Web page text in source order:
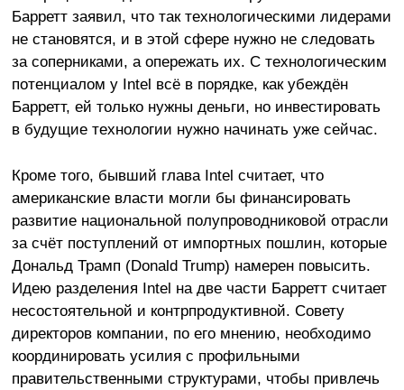
Барретт заявил, что так технологическими лидерами
не становятся, и в этой сфере нужно не следовать
за соперниками, а опережать их. С технологическим
потенциалом у Intel всё в порядке, как убеждён
Барретт, ей только нужны деньги, но инвестировать
в будущие технологии нужно начинать уже сейчас.
Кроме того, бывший глава Intel считает, что
американские власти могли бы финансировать
развитие национальной полупроводниковой отрасли
за счёт поступлений от импортных пошлин, которые
Дональд Трамп (Donald Trump) намерен повысить.
Идею разделения Intel на две части Барретт считает
несостоятельной и контрпродуктивной. Совету
директоров компании, по его мнению, необходимо
координировать усилия с профильными
правительственными структурами, чтобы привлечь